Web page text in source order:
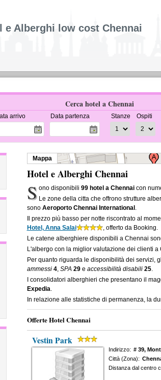
e Alberghi low cost Chennai
Cerca hotel a Chennai
arrivo Data partenza Stanze Ospiti
Mappa
Hotel e Alberghi Chennai
S ono disponibili99 hotel a Chennai con
Le zone della citta che offrono strutture
sono Aeroporto Chennai International .
Il prezzo più basso per notte riscontrato al
Hotel, Anna Salai
, offerto da Booking.
Le catene alberghiere disponibili a Chennai
L'albergo con la miglior valutazione dei clienti a
Per quanto riguarda le disponibilità dei servizi,
ammessi 4, SPA 29e accessibilità disabili 25.
I consolidatori alberghieri che presentano il
Expedia.
In relazione alle statistiche di permanenza, la
Offerte Hotel Chennai
Vestin Park
Indirizzo: # 39,
Città (Zona):
Distanza dal centro